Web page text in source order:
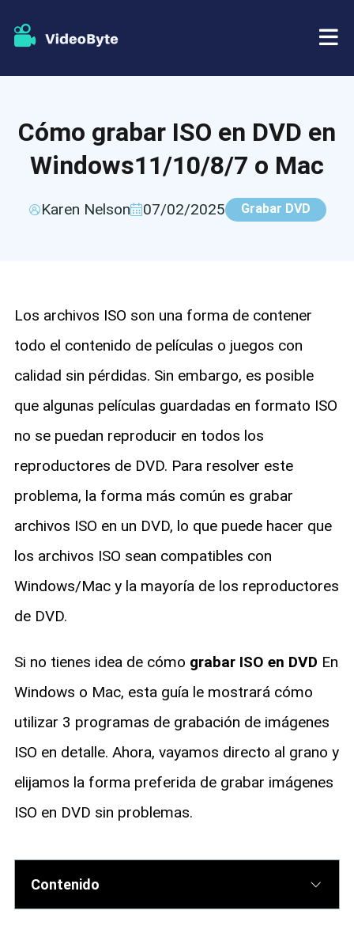
Extractor de BD-DVD
Copia de DVD
Copia Blu-ray
Almacenar
Cómo grabar ISO en DVD en
Windows11/10/8/7 o Mac
Karen Nelson 07/02/2025 Grabar DVD
Los archivos ISO son una forma de contener
todo el contenido de películas o juegos con
calidad sin pérdidas. Sin embargo, es posible
que algunas películas guardadas en formato ISO
no se puedan reproducir en todos los
reproductores de DVD. Para resolver este
problema, la forma más común es grabar
archivos ISO en un DVD, lo que puede hacer que
los archivos ISO sean compatibles con
Windows/Mac y la mayoría de los reproductores
de DVD.
Si no tienes idea de cómo grabar ISO en DVD En
Windows o Mac, esta guía le mostrará cómo
utilizar 3 programas de grabación de imágenes
ISO en detalle. Ahora, vayamos directo al grano y
elijamos la forma preferida de grabar imágenes
ISO en DVD sin problemas.
Contenido